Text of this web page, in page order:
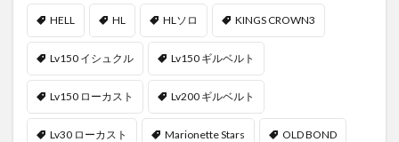
HELL HL HLソロ KINGS CROWN3
Lv150 イシュクル Lv150 ギルベルト
Lv150 ローカスト Lv200 ギルベルト
Lv30 ローカスト Marionette Stars OLD BOND